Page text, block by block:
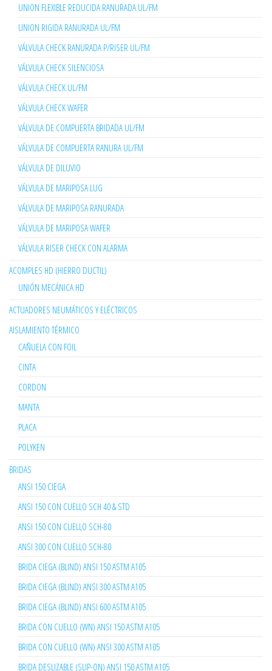
UNION FLEXIBLE REDUCIDA RANURADA UL/FM
UNION RIGIDA RANURADA UL/FM
VÁLVULA CHECK RANURADA P/RISER UL/FM
VÁLVULA CHECK SILENCIOSA
VÁLVULA CHECK UL/FM
VÁLVULA CHECK WAFER
VÁLVULA DE COMPUERTA BRIDADA UL/FM
VÁLVULA DE COMPUERTA RANURA UL/FM
VÁLVULA DE DILUVIO
VÁLVULA DE MARIPOSA LUG
VÁLVULA DE MARIPOSA RANURADA
VÁLVULA DE MARIPOSA WAFER
VÁLVULA RISER CHECK CON ALARMA
ACOMPLES HD (HIERRO DUCTIL)
UNIÓN MECÁNICA HD
ACTUADORES NEUMÁTICOS Y ELÉCTRICOS
AISLAMIENTO TÉRMICO
CAÑUELA CON FOIL
CINTA
CORDON
MANTA
PLACA
POLYKEN
BRIDAS
ANSI 150 CIEGA
ANSI 150 CON CUELLO SCH 40 & STD
ANSI 150 CON CUELLO SCH-80
ANSI 300 CON CUELLO SCH-80
BRIDA CIEGA (BLIND) ANSI 150 ASTM A105
BRIDA CIEGA (BLIND) ANSI 300 ASTM A105
BRIDA CIEGA (BLIND) ANSI 600 ASTM A105
BRIDA CON CUELLO (WN) ANSI 150 ASTM A105
BRIDA CON CUELLO (WN) ANSI 300 ASTM A105
BRIDA DESLIZABLE (SLIP-ON) ANSI 150 ASTM A105